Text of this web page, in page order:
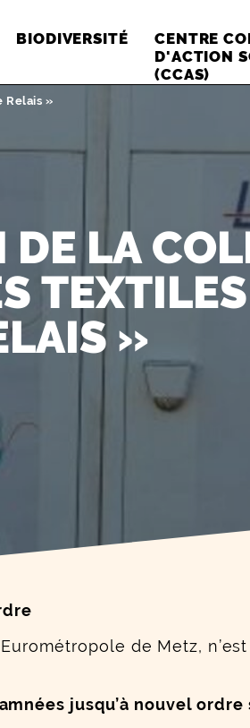
BIODIVERSITÉ
CENTRE
D'ACTION
(CCAS)
Relais »
LA
»
de Metz,
jusqu’à nouvel